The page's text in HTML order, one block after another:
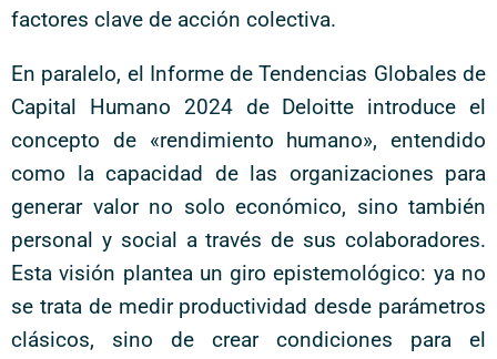
factores clave de acción colectiva.
En paralelo, el Informe de Tendencias Globales de
Capital Humano 2024 de Deloitte introduce el
concepto de «rendimiento humano», entendido
como la capacidad de las organizaciones para
generar valor no solo económico, sino también
personal y social a través de sus colaboradores.
Esta visión plantea un giro epistemológico: ya no
se trata de medir productividad desde parámetros
clásicos, sino de crear condiciones para el